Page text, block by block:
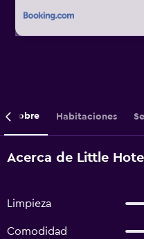
Sobre Habitaciones
Acerca de Little
Limpieza
Comodidad